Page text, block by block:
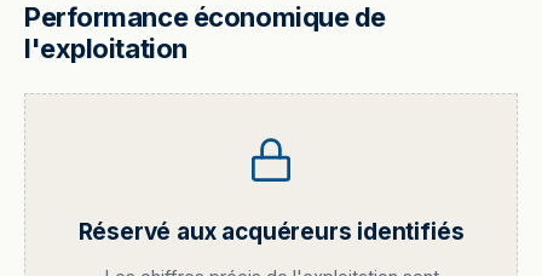
Performance économique de
l'exploitation
Réservé aux acquéreurs identifiés